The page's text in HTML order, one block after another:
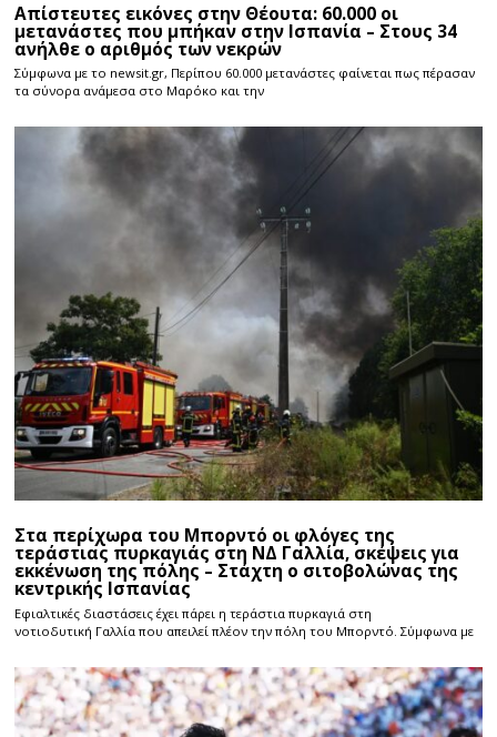
Απίστευτες εικόνες στην Θέουτα: 60.000 οι
μετανάστες που μπήκαν στην Ισπανία – Στους 34
ανήλθε ο αριθμός των νεκρών
Σύμφωνα με το newsit.gr, Περίπου 60.000 μετανάστες φαίνεται πως πέρασαν
τα σύνορα ανάμεσα στο Μαρόκο και την
Στα περίχωρα του Μπορντό οι φλόγες της
τεράστιας πυρκαγιάς στη ΝΔ Γαλλία, σκέψεις για
εκκένωση της πόλης – Στάχτη ο σιτοβολώνας της
κεντρικής Ισπανίας
Εφιαλτικές διαστάσεις έχει πάρει η τεράστια πυρκαγιά στη
νοτιοδυτική Γαλλία που απειλεί πλέον την πόλη του Μπορντό. Σύμφωνα με